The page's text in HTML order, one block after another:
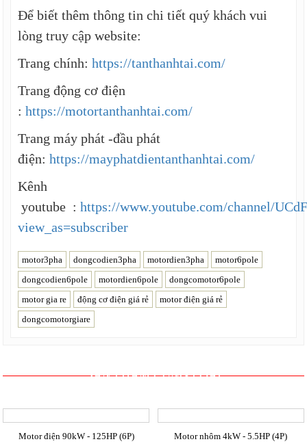
Để biết thêm thông tin chi tiết quý khách vui
lòng truy cập website:
Trang chính:https://tanthanhtai.com/
Trang động cơ điện
:https://motortanthanhtai.com/
Trang máy phát -đầu phát
điện:https://mayphatdientanthanhtai.com/
Kênh
youtube :https://www.youtube.com/channel/
view_as=subscriber
motor3pha dongcodien3pha motordien3pha
motor6pole
dongcodien6pole
motordien6pole
dongcomotor6pole
motor gia re
động cơ điện giá rẻ
motor điện giá rẻ
dongcomotorgiare
SẢN PHẨM CÙNG LOẠI
Motor điện 90kW - 125HP (6P) Motor nhôm 4kW - 5.5HP (4P)